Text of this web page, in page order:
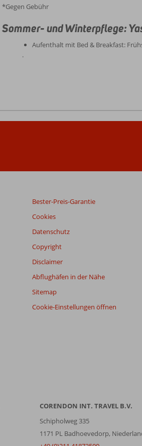
*Gegen Gebühr
Sommer- und Winterpflege:
Aufenthalt mit Bed & Breakfast:
.
Bester-Preis-Garantie
Cookies
Datenschutz
Copyright
Disclaimer
Abflughäfen in der Nähe
Sitemap
Cookie-Einstellungen öffnen
CORENDON INT. TRAVEL B.V.
Schipholweg 335
1171 PL Badhoevedorp,